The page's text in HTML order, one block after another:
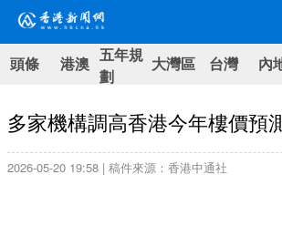
頭條 港澳 五年規
劃
大灣區 台灣 內
多家機構調高香港今年樓價預
2026-05-20 19:58 | 稿件來源：香港中通社